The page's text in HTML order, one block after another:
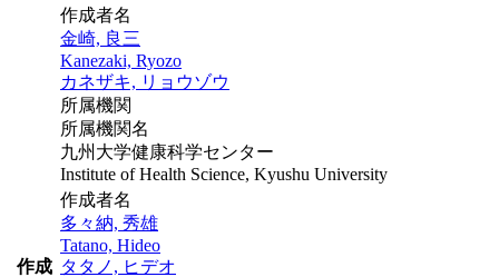
作成
作成者名
金崎, 良三
Kanezaki, Ryozo
カネザキ, リョウゾウ
所属機関
所属機関名
九州大学健康科学センター
Institute of Health Science, Kyushu University
作成者名
多々納, 秀雄
Tatano, Hideo
タタノ, ヒデオ